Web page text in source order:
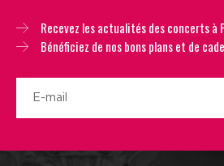
Recevez les actualités des concerts à
Bénéficiez de nos bons plans et de